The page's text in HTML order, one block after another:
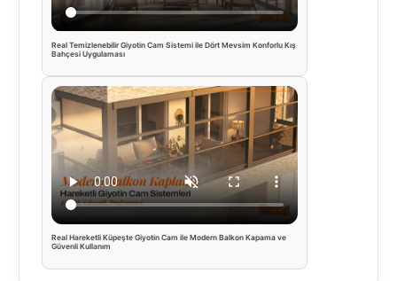
Real Temizlenebilir Giyotin Cam Sistemi ile Dört Mevsim Konforlu Kış
Bahçesi Uygulaması
Real Hareketli Küpeşte Giyotin Cam ile Modern Balkon Kapama ve
Güvenli Kullanım